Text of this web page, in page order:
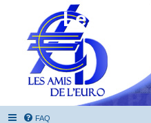
Les
FAQ